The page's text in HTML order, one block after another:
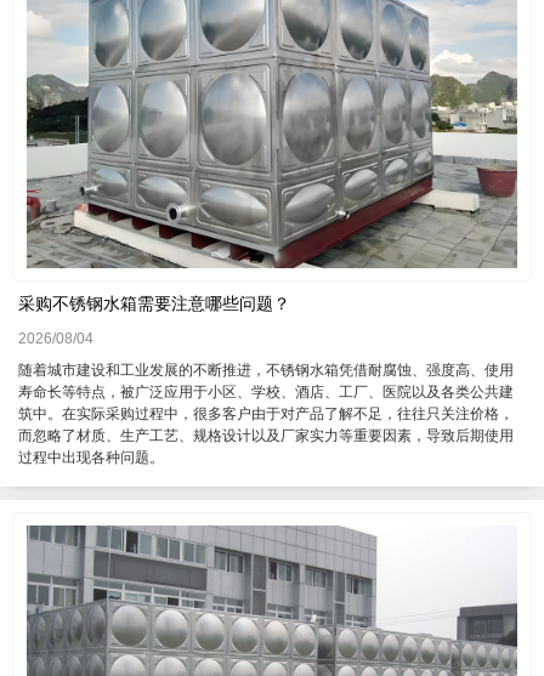
采购不锈钢水箱需要注意哪些问题？
2026/08/04
随着城市建设和工业发展的不断推进，不锈钢水箱凭借耐腐蚀、强度高、使用
寿命长等特点，被广泛应用于小区、学校、酒店、工厂、医院以及各类公共建
筑中。在实际采购过程中，很多客户由于对产品了解不足，往往只关注价格，
而忽略了材质、生产工艺、规格设计以及厂家实力等重要因素，导致后期使用
过程中出现各种问题。